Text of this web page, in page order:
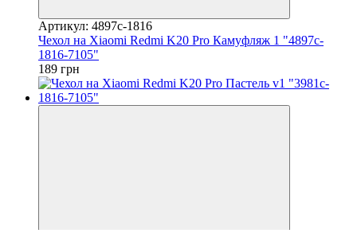
Артикул: 4897c-1816
Чехол на Xiaomi Redmi K20 Pro Камуфляж 1 "4897c-
1816-7105"
189 грн